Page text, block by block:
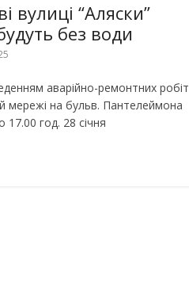
вулиці “Аляски”
без води
аварійно-ремонтних робіт
мережі на бульв. Пантелеймона
17.00 год. 28 січня